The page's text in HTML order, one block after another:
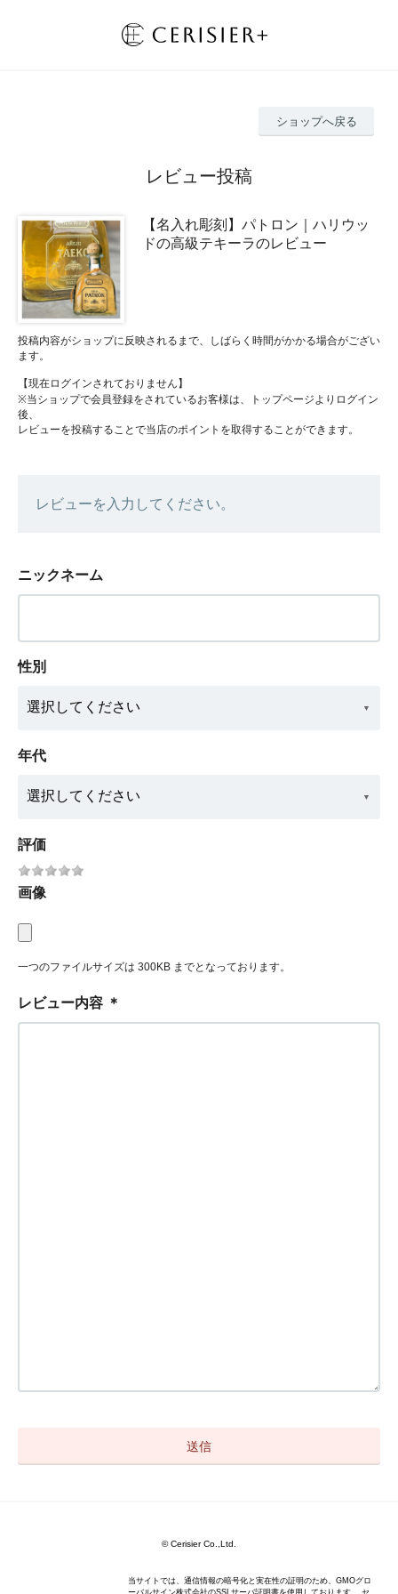
ショップへ戻る
レビュー投稿
【名入れ彫刻】パトロン｜ハリウッ
ドの高級テキーラのレビュー
投稿内容がショップに反映されるまで、しばらく時間がかかる場合がござい
ます。
【現在ログインされておりません】
※当ショップで会員登録をされているお客様は、トップページよりログイン
後、
レビューを投稿することで当店のポイントを取得することができます。
レビューを入力してください。
ニックネーム
性別
年代
評価
画像
一つのファイルサイズは 300KB までとなっております。
レビュー内容 ＊
© Cerisier Co.,Ltd.
当サイトでは、通信情報の暗号化と実在性の証明のため、GMOグロ
ーバルサイン株式会社のSSLサーバ証明書を使用しております。 セ